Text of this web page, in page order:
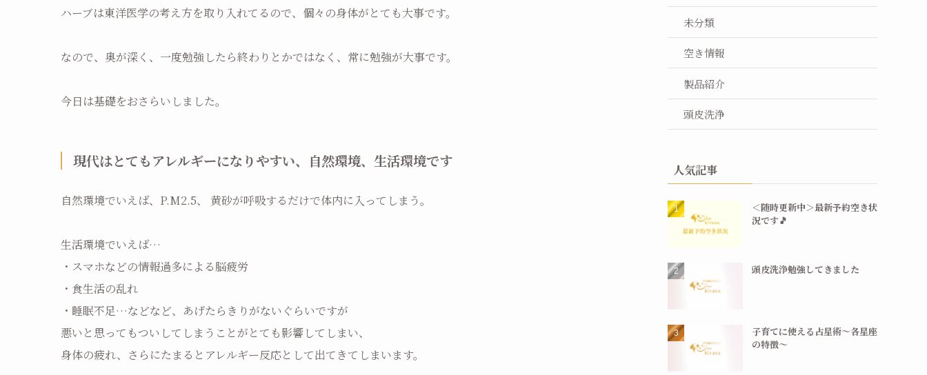
ハーブは東洋医学の考え方を取り入れてるので、個々の身体がとても大事です。
なので、奥が深く、一度勉強したら終わりとかではなく、常に勉強が大事です。
今日は基礎をおさらいしました。
現代はとてもアレルギーになりやすい、自然環境、生活環境です
自然環境でいえば、P.M2.5、 黄砂が呼吸するだけで体内に入ってしまう。
生活環境でいえば…
・スマホなどの情報過多による脳疲労
・食生活の乱れ
・睡眠不足…などなど、あげたらきりがないぐらいですが
悪いと思ってもついしてしまうことがとても影響してしまい、
身体の疲れ、 さらにたまるとアレルギー反応として出てきてしまいます。
未分類
空き情報
製品紹介
頭皮洗浄
人気記事
＜随時更新中＞最新予約空き状
況です🎵
頭皮洗浄勉強してきました
子育てに使える占星術〜各星座
の特徴〜